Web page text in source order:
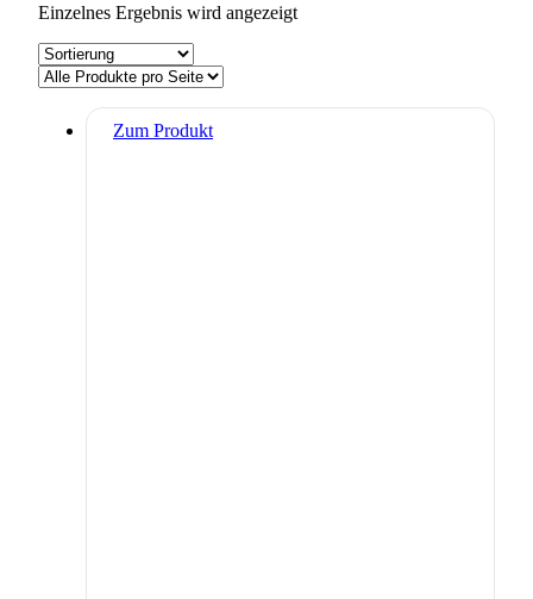
Einzelnes Ergebnis wird angezeigt
Zum Produkt